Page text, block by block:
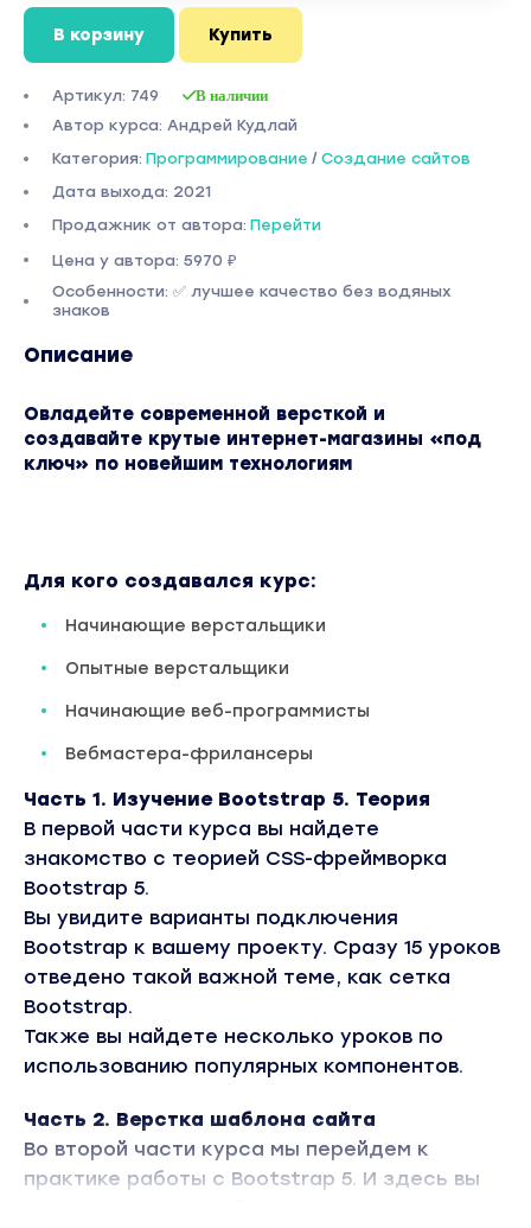
В корзину Купить
Артикул: 749 В наличии
Автор курса: Андрей Кудлай
Категория: Программирование / Создание сайтов
Дата выхода: 2021
Продажник от автора: Перейти
Цена у автора: 5970 ₽
Особенности: ✅ лучшее качество без водяных
знаков
Описание
Овладейте современной версткой и
создавайте крутые интернет-магазины «под
ключ» по новейшим технологиям
Для кого создавался курс:
Начинающие верстальщики
Опытные верстальщики
Начинающие веб-программисты
Вебмастера-фрилансеры
Часть 1. Изучение Bootstrap 5. Теория
В первой части курса вы найдете
знакомство с теорией CSS-фреймворка
Bootstrap 5.
Вы увидите варианты подключения
Bootstrap к вашему проекту. Сразу 15 уроков
отведено такой важной теме, как сетка
Bootstrap.
Также вы найдете несколько уроков по
использованию популярных компонентов.
Часть 2. Верстка шаблона сайта
Во второй части курса мы перейдем к
практике работы с Bootstrap 5. И здесь вы